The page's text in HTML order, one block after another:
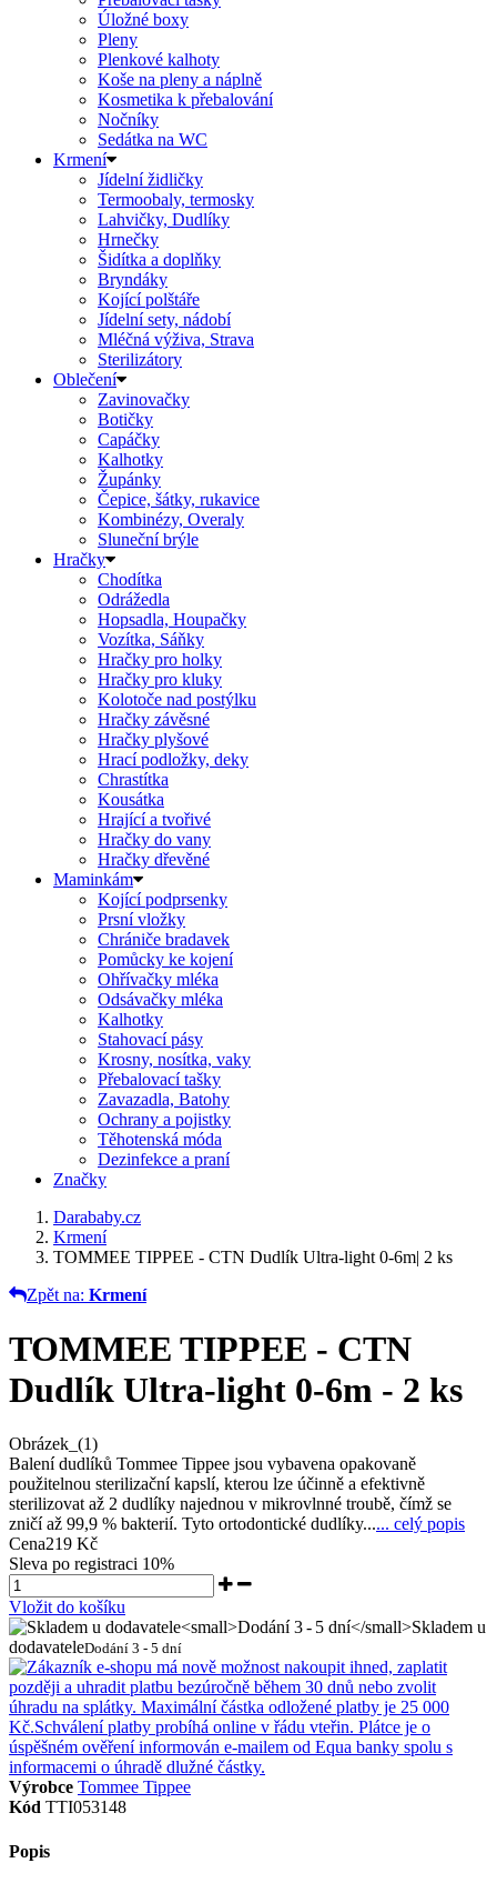
Úložné boxy
Pleny
Plenkové kalhoty
Koše na pleny a náplně
Kosmetika k přebalování
Nočníky
Sedátka na WC
Krmení
Jídelní židličky
Termoobaly, termosky
Lahvičky, Dudlíky
Hrnečky
Šidítka a doplňky
Bryndáky
Kojící polštáře
Jídelní sety, nádobí
Mléčná výživa, Strava
Sterilizátory
Oblečení
Zavinovačky
Botičky
Capáčky
Kalhotky
Župánky
Čepice, šátky, rukavice
Kombinézy, Overaly
Sluneční brýle
Hračky
Chodítka
Odrážedla
Hopsadla, Houpačky
Vozítka, Sáňky
Hračky pro holky
Hračky pro kluky
Kolotoče nad postýlku
Hračky závěsné
Hračky plyšové
Hrací podložky, deky
Chrastítka
Kousátka
Hrající a tvořivé
Hračky do vany
Hračky dřevěné
Maminkám
Kojící podprsenky
Prsní vložky
Chrániče bradavek
Pomůcky ke kojení
Ohřívačky mléka
Odsávačky mléka
Kalhotky
Stahovací pásy
Krosny, nosítka, vaky
Přebalovací tašky
Zavazadla, Batohy
Ochrany a pojistky
Těhotenská móda
Dezinfekce a praní
Značky
Darababy.cz
Krmení
TOMMEE TIPPEE - CTN Dudlík Ultra-light 0-6m| 2 ks
Zpět na: Krmení
TOMMEE TIPPEE - CTN
Dudlík Ultra-light 0-6m - 2 ks
Obrázek_(1)
Balení dudlíků Tommee Tippee jsou vybavena opakovaně
použitelnou sterilizační kapslí, kterou lze účinně a efektivně
sterilizovat až 2 dudlíky najednou v mikrovlnné troubě, čímž se
zničí až 99,9 % bakterií. Tyto ortodontické dudlíky...... celý popis
Cena219 Kč
Sleva po registraci 10%
Vložit do košíku
Skladem u
dodavateleDodání 3 - 5 dní
Výrobce Tommee Tippee
Kód TTI053148
Popis